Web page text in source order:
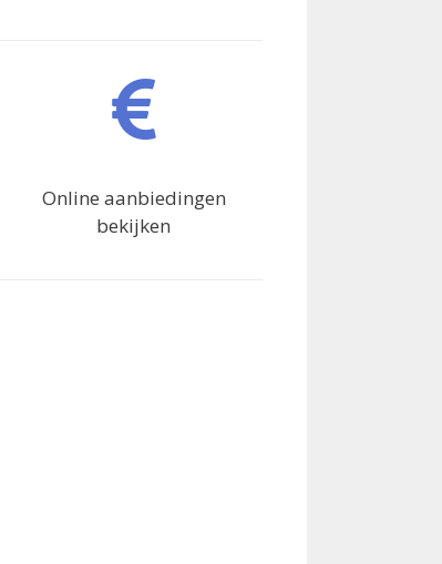
Online aanbiedingen
bekijken